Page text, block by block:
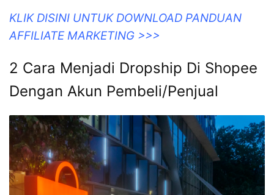
KLIK DISINI UNTUK DOWNLOAD PANDUAN
AFFILIATE MARKETING >>>
2 Cara Menjadi Dropship Di Shopee
Dengan Akun Pembeli/Penjual